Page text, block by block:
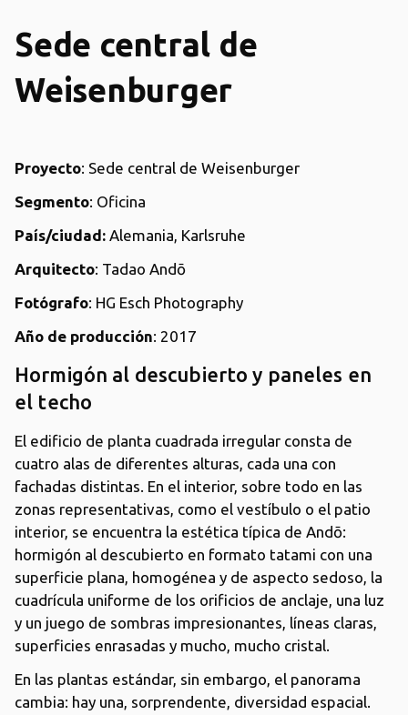
Sede central de
Weisenburger
Proyecto: Sede central de Weisenburger
Segmento: Oficina
País/ciudad: Alemania, Karlsruhe
Arquitecto: Tadao Andō
Fotógrafo: HG Esch Photography
Año de producción: 2017
Hormigón al descubierto y paneles en
el techo
El edificio de planta cuadrada irregular consta de
cuatro alas de diferentes alturas, cada una con
fachadas distintas. En el interior, sobre todo en las
zonas representativas, como el vestíbulo o el patio
interior, se encuentra la estética típica de Andō:
hormigón al descubierto en formato tatami con una
superficie plana, homogénea y de aspecto sedoso, la
cuadrícula uniforme de los orificios de anclaje, una luz
y un juego de sombras impresionantes, líneas claras,
superficies enrasadas y mucho, mucho cristal.
En las plantas estándar, sin embargo, el panorama
cambia: hay una, sorprendente, diversidad espacial.